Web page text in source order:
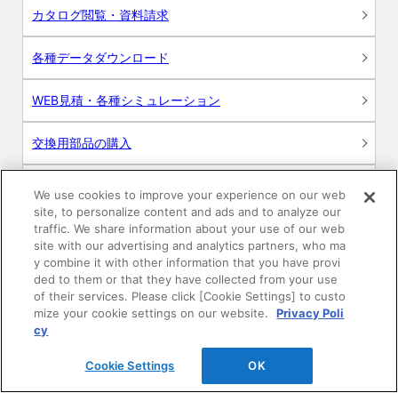
カタログ閲覧・資料請求
各種データダウンロード
WEB見積・各種シミュレーション
交換用部品の購入
お問い合わせ
ログイン
建築・設計関係者様向けサイト
We use cookies to improve your experience on our web
site, to personalize content and ads and to analyze our
traffic. We share information about your use of our web
site with our advertising and analytics partners, who ma
y combine it with other information that you have provi
ded to them or that they have collected from your use
of their services. Please click [Cookie Settings] to custo
mize your cookie settings on our website.
Privacy Poli
cy
Cookie Settings OK